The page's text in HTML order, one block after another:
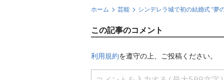
ホーム 芸能 シンデレラ城で初の結婚式 “夢
この記事のコメント
利用規約を遵守の上、ご投稿ください。